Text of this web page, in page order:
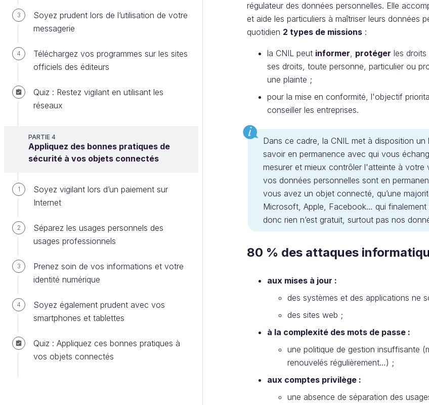
3
Soyez prudent lors de l’utilisation de votre
messagerie
4
Téléchargez vos programmes sur les sites
officiels des éditeurs
Quiz : Restez vigilant en utilisant les
réseaux
PARTIE 4
Appliquez des bonnes pratiques de
sécurité à vos objets connectés
1
Soyez vigilant lors d’un paiement sur
Internet
2
Séparez les usages personnels des
usages professionnels
3
Prenez soin de vos informations et votre
identité numérique
4
Soyez également prudent avec vos
smartphones et tablettes
Quiz : Appliquez ces bonnes pratiques à
vos objets connectés
régulateur des données personnelles. Elle
et aide les particuliers à maîtriser leurs données
quotidien 2 types de missions :
la CNIL peut informer, protéger les droits
ses droits, toute personne, particulier ou
une plainte ;
pour la mise en conformité, l'objectif
conseiller les entreprises.
Dans ce cadre, la CNIL met à disposition
savoir en permanence avec qui vous
mesurer et mieux contrôler l'atteinte à votre
vos données personnelles sont en
vous avez un objet connecté, qu’une
Microsoft, Apple, Facebook… qui finalement
donc rien n’est gratuit, surtout pas nos
80 % des attaques
aux mises à jour :
des systèmes et des applications ne
des sites web ;
à la complexité des mots de passe :
une politique de gestion insuffisante
renouvelés régulièrement…) ;
aux comptes privilège :
une absence de séparation des